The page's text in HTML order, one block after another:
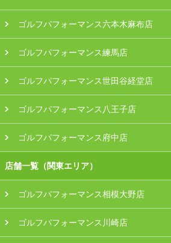
ゴルフパフォーマンス六本木麻布店
ゴルフパフォーマンス練馬店
ゴルフパフォーマンス世田谷経堂店
ゴルフパフォーマンス八王子店
ゴルフパフォーマンス府中店
店舗一覧（関東エリア）
ゴルフパフォーマンス相模大野店
ゴルフパフォーマンス川崎店